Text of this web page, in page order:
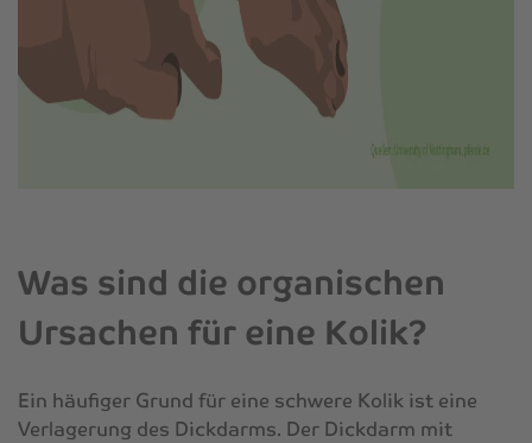
Was sind die organischen
Ursachen für eine Kolik?
Ein häufiger Grund für eine schwere Kolik ist eine
Verlagerung des Dickdarms. Der Dickdarm mit